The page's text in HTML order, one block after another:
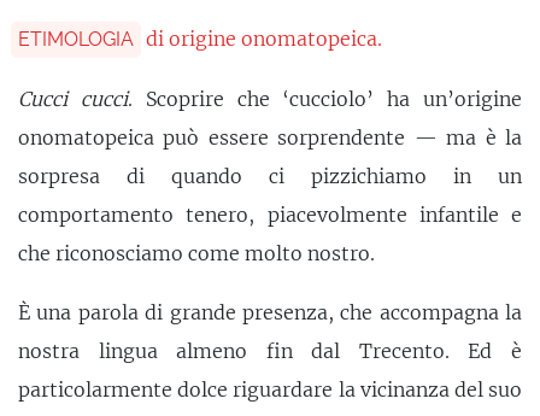
ETIMOLOGIA di origine onomatopeica.
Cucci cucci. Scoprire che ‘cucciolo’ ha un’origine
onomatopeica può essere sorprendente — ma è la
sorpresa di quando ci pizzichiamo in un
comportamento tenero, piacevolmente infantile e
che riconosciamo come molto nostro.
È una parola di grande presenza, che accompagna la
nostra lingua almeno fin dal Trecento. Ed è
particolarmente dolce riguardare la vicinanza del suo